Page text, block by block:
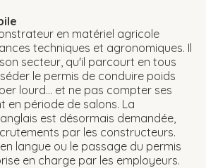
en matériel agricole
techniques et agronomiques. Il
secteur, qu'il parcourt en tous
le permis de conduire poids
lourd... et ne pas compter ses
en période de salons. La
est désormais demandée,
par les constructeurs.
langue ou le passage du permis
en charge par les employeurs.